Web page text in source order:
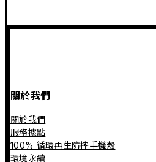
關於我們
關於我們
服務據點
100% 循環再生防摔手機殼
環境永續